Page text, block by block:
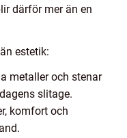
därför mer än en
estetik:
metaller och stenar
slitage.
komfort och